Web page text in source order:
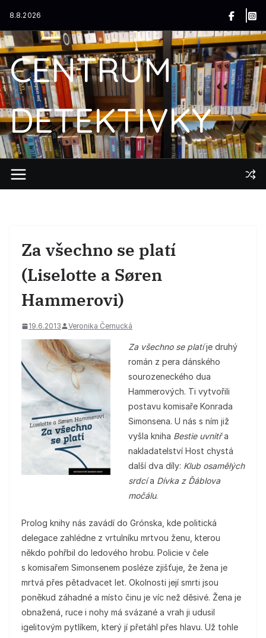
obsah
8.8.2026
CENTRUM
DETEKTIVKY
Za všechno se platí
(Liselotte a Søren
Hammerovi)
19.6.2013 Veronika Černucká
Za všechno se platíje druhý
román z pera dánského
sourozeneckého dua
Hammerových. Ti vytvořili
postavu komisaře Konrada
Simonsena. U nás s ním již
vyšla kniha Bestie uvnitřa
nakladatelství Host chystá
další dva díly: Klub osamělých
srdcía Dívka z Ďáblova
močálu.
Prolog knihy nás zavádí do Grónska, kde politická
delegace zahlédne z vrtulníku mrtvou ženu, kterou
někdo pohřbil do ledového hrobu. Policie v čele
s komisařem Simonsenem posléze zjišťuje, že žena je
mrtvá přes pětadvacet let. Okolnosti její smrti jsou
poněkud záhadné a místo činu je víc než děsivé. Žena je
obnažená, ruce i nohy má svázané a vrah ji udusil
igelitovým pytlíkem, který jí přetáhl přes hlavu. Už tohle